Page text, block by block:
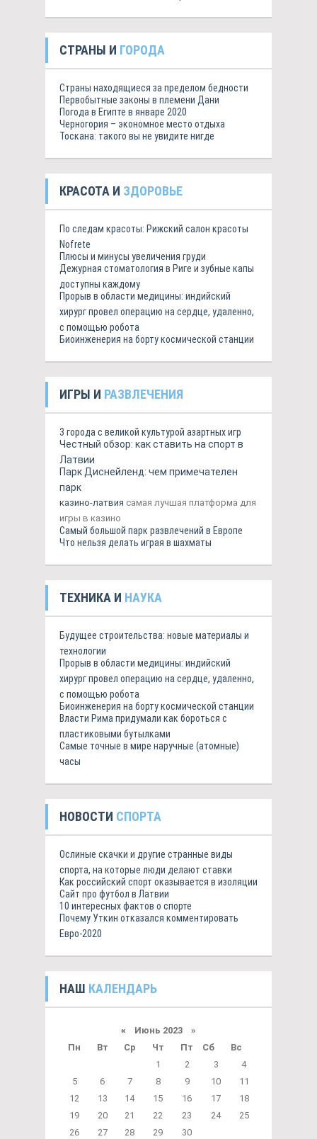
СТРАНЫ И ГОРОДА
Страны находящиеся за пределом бедности
Первобытные законы в племени Дани
Погода в Египте в январе 2020
Черногория – экономное место отдыха
Тоскана: такого вы не увидите нигде
КРАСОТА И ЗДОРОВЬЕ
По следам красоты: Рижский салон красоты
Nofrete
Плюсы и минусы увеличения груди
Дежурная стоматология в Риге и зубные капы
доступны каждому
Прорыв в области медицины: индийский
хирург провел операцию на сердце, удаленно,
с помощью робота
Биоинженерия на борту космической станции
ИГРЫ И РАЗВЛЕЧЕНИЯ
3 города с великой культурой азартных игр
Честный обзор: как ставить на спорт в
Латвии
Парк Диснейленд: чем примечателен
парк
казино-латвия самая лучшая платформа для
игры в казино
Самый большой парк развлечений в Европе
Что нельзя делать играя в шахматы
ТЕХНИКА И НАУКА
Будущее строительства: новые материалы и
технологии
Прорыв в области медицины: индийский
хирург провел операцию на сердце, удаленно,
с помощью робота
Биоинженерия на борту космической станции
Власти Рима придумали как бороться с
пластиковыми бутылками
Самые точные в мире наручные (атомные)
часы
НОВОСТИ СПОРТА
Ослиные скачки и другие странные виды
спорта, на которые люди делают ставки
Как российский спорт оказывается в изоляции
Сайт про футбол в Латвии
10 интересных фактов о спорте
Почему Уткин отказался комментировать
Евро-2020
НАШ КАЛЕНДАРЬ
« Июнь 2023 »
Пн
Вт Ср Чт Пт Сб
Вс
1
2 3
4
5
6 7 8 9 10
11
12
13 14 15 16 17
18
19
20 21 22 23 24
25
26
27 28 29 30